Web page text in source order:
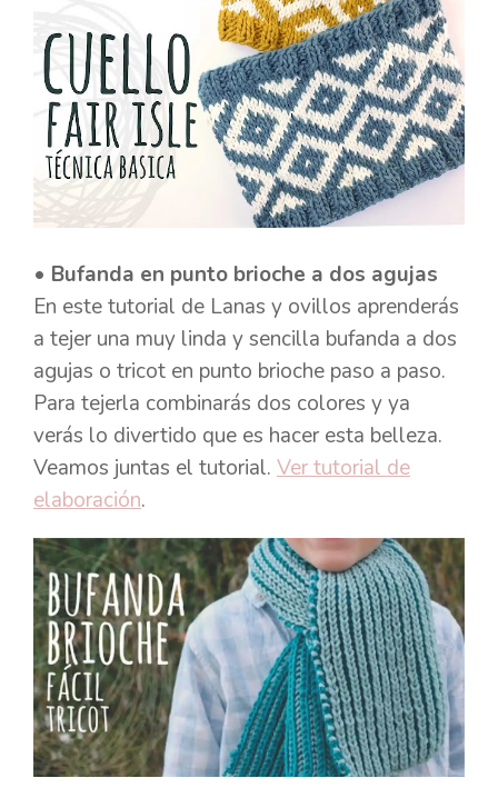
• Bufanda en punto brioche a dos agujas
En este tutorial de Lanas y ovillos aprenderás
a tejer una muy linda y sencilla bufanda a dos
agujas o tricot en punto brioche paso a paso.
Para tejerla combinarás dos colores y ya
verás lo divertido que es hacer esta belleza.
Veamos juntas el tutorial. Ver tutorial de
elaboración.